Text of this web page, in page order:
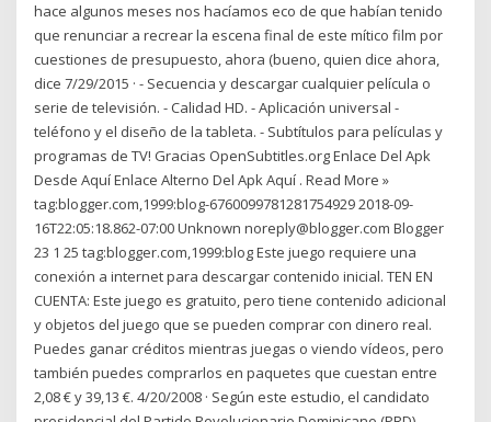
hace algunos meses nos hacíamos eco de que habían tenido
que renunciar a recrear la escena final de este mítico film por
cuestiones de presupuesto, ahora (bueno, quien dice ahora,
dice 7/29/2015 · - Secuencia y descargar cualquier película o
serie de televisión. - Calidad HD. - Aplicación universal -
teléfono y el diseño de la tableta. - Subtítulos para películas y
programas de TV! Gracias OpenSubtitles.org Enlace Del Apk
Desde Aquí Enlace Alterno Del Apk Aquí . Read More »
tag:blogger.com,1999:blog-6760099781281754929 2018-09-
16T22:05:18.862-07:00 Unknown noreply@blogger.com Blogger
23 1 25 tag:blogger.com,1999:blog Este juego requiere una
conexión a internet para descargar contenido inicial. TEN EN
CUENTA: Este juego es gratuito, pero tiene contenido adicional
y objetos del juego que se pueden comprar con dinero real.
Puedes ganar créditos mientras juegas o viendo vídeos, pero
también puedes comprarlos en paquetes que cuestan entre
2,08 € y 39,13 €. 4/20/2008 · Según este estudio, el candidato